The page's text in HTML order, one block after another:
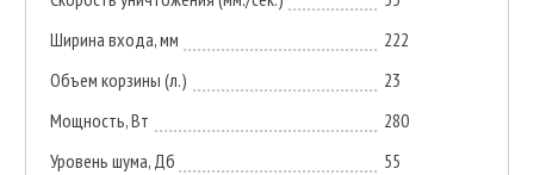
Ширина входа, мм
222
Объем корзины (л.)
23
Мощность, Вт
280
Уровень шума, Дб
55